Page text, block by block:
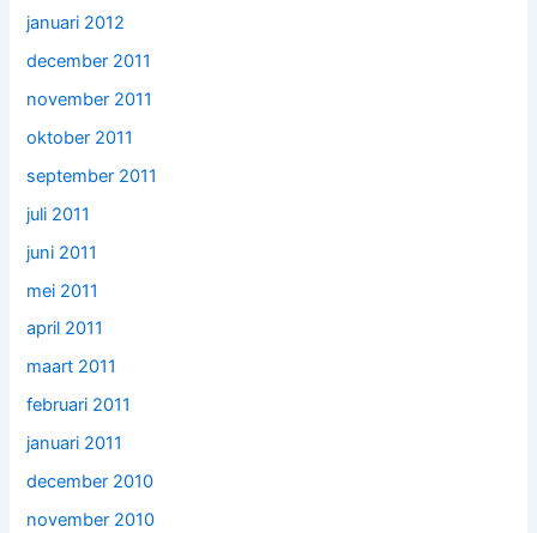
januari 2012
december 2011
november 2011
oktober 2011
september 2011
juli 2011
juni 2011
mei 2011
april 2011
maart 2011
februari 2011
januari 2011
december 2010
november 2010